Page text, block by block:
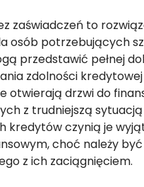
zaświadczeń to
osób potrzebujących
przedstawić pełnej
zdolności
otwierają drzwi do
z trudniejszą
kredytów czynią je
choć należy
z ich zaciągnięciem.